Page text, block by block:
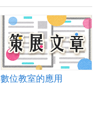
數位教室的應用